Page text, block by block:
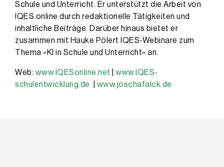
Schule und Unterricht. Er unterstützt die Arbeit von
IQES online durch redaktionelle Tätigkeiten und
inhaltliche Beiträge. Darüber hinaus bietet er
zusammen mit Hauke Pölert IQES-Webinare zum
Thema »KI in Schule und Unterricht« an.
Web: www.IQESonline.net
www.IQES-
schulentwicklung.de
www.joschafalck.de